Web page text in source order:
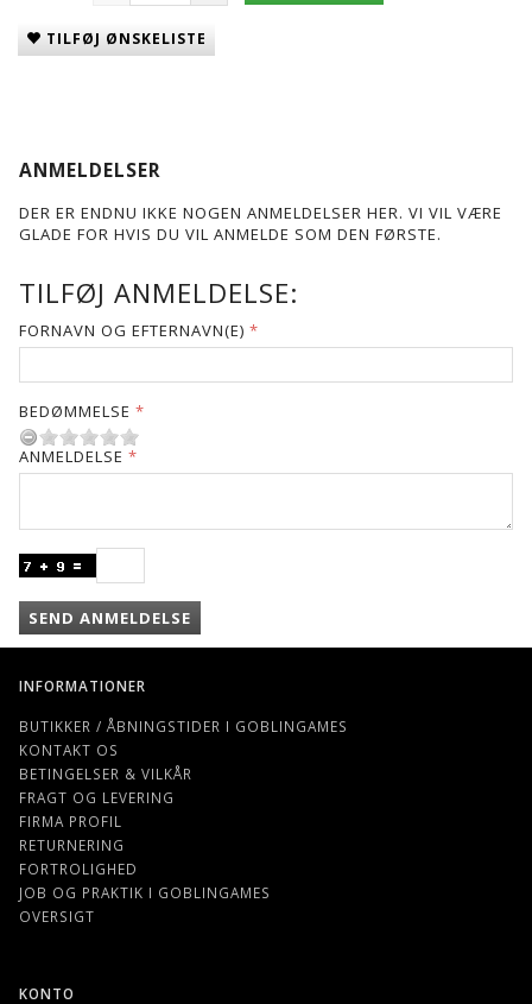
TILFØJ ØNSKELISTE
ANMELDELSER
DER ER ENDNU IKKE NOGEN ANMELDELSER HER. VI VIL VÆRE
GLADE FOR HVIS DU VIL ANMELDE SOM DEN FØRSTE.
TILFØJ ANMELDELSE:
FORNAVN OG EFTERNAVN(E)
BEDØMMELSE
ANMELDELSE
SEND ANMELDELSE
INFORMATIONER
BUTIKKER / ÅBNINGSTIDER I GOBLINGAMES
KONTAKT OS
BETINGELSER & VILKÅR
FRAGT OG LEVERING
FIRMA PROFIL
RETURNERING
FORTROLIGHED
JOB OG PRAKTIK I GOBLINGAMES
OVERSIGT
KONTO